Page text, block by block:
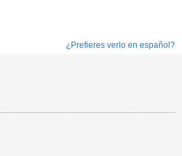
¿Prefieres verlo en español?